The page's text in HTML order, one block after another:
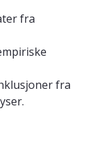
fra
fra